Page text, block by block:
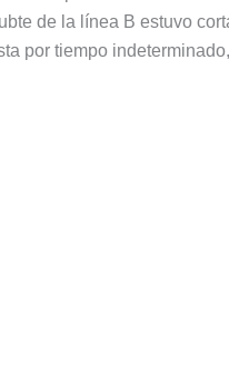
de la línea B estuvo
por tiempo